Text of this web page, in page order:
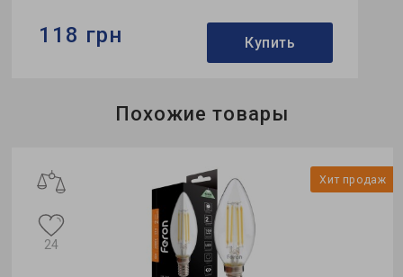
118 грн Купить
ArderoПохожие товары
Хит продаж
24